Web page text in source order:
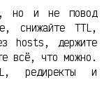
но и не повод
снижайте TTL,
hosts, держите
всё, что можно.
редиректы и